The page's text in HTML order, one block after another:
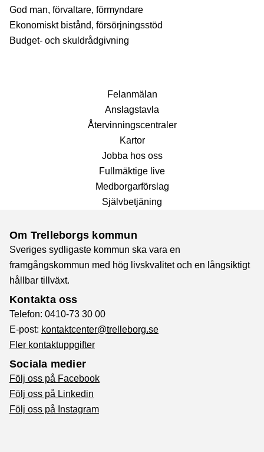
God man, förvaltare, förmyndare
Ekonomiskt bistånd, försörjningsstöd
Budget- och skuldrådgivning
Fel­anmälan
Anslags­tavla
Återvinnings­centraler
Kartor
Jobba hos oss
Fullmäktige live
Medborgarförslag
Självbetjäning
Om Trelleborgs kommun
Sveriges sydligaste kommun ska vara en
framgångskommun med hög livskvalitet och en långsiktigt
hållbar tillväxt.
Kontakta oss
Telefon: 0410-73 30 00
E-post: kontaktcenter@trelleborg.se
Fler kontaktuppgifter
Sociala medier
Följ oss på Facebook
Följ oss på Linkedin
Följ oss på Instagram